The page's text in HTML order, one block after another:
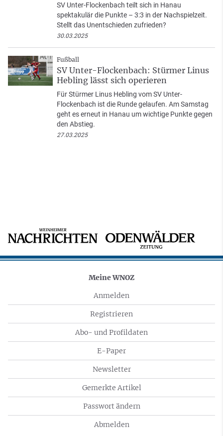
SV Unter-Flockenbach teilt sich in Hanau
spektakulär die Punkte – 3:3 in der Nachspielzeit.
Stellt das Unentschieden zufrieden?
30.03.2025
Fußball
SV Unter-Flockenbach: Stürmer Linus
Hebling lässt sich operieren
Für Stürmer Linus Hebling vom SV Unter-
Flockenbach ist die Runde gelaufen. Am Samstag
geht es erneut in Hanau um wichtige Punkte gegen
den Abstieg.
27.03.2025
Meine WNOZ
Anmelden
Registrieren
Abo- und Profildaten
E-Paper
Newsletter
Gemerkte Artikel
Passwort ändern
Abmelden